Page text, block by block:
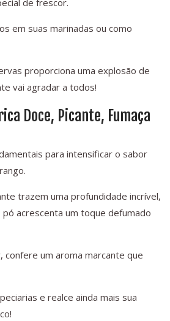
de frescor.
em suas marinadas ou como
proporciona uma explosão de
vai agradar a todos!
Doce, Picante, Fumaça
para intensificar o sabor
trazem uma profundidade incrível,
pó acrescenta um toque defumado
confere um aroma marcante que
e realce ainda mais sua